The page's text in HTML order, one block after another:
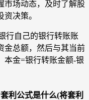
市场动态，及时了解股
决策。
行自己的银行转账账
金总额，然后与其当前
本金=银行转账金额-银
利公式是什么(将套利